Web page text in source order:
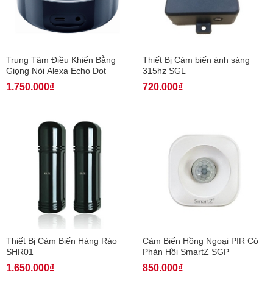
Trung Tâm Điều Khiển Bằng
Giọng Nói Alexa Echo Dot
1.750.000₫
Thiết Bị Cảm biến ánh sáng
315hz SGL
720.000₫
Thiết Bị Cảm Biến Hàng Rào
SHR01
1.650.000₫
Cảm Biến Hồng Ngoại PIR Có
Phản Hồi SmartZ SGP
850.000₫